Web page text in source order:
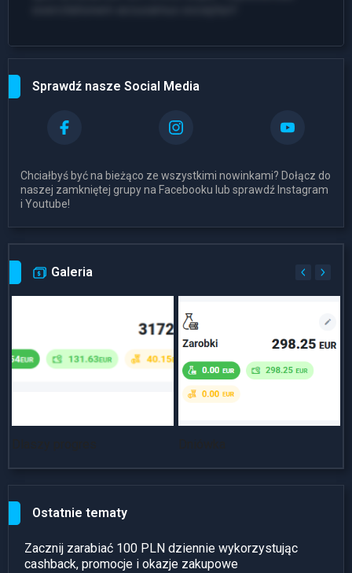
Sprawdź nasze Social Media
Chciałbyś być na bieżąco ze wszystkimi nowinkami? Dołącz do
naszej zamkniętej grupy na Facebooku lub sprawdź Instagram
i Youtube!
Galeria
Ostatnie tematy
Zacznij zarabiać 100 PLN dziennie wykorzystując
cashback, promocje i okazje zakupowe